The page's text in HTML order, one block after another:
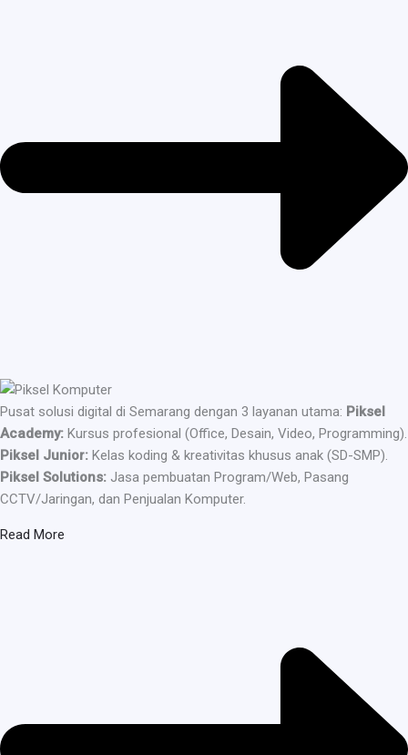
Pusat solusi digital di Semarang dengan 3 layanan utama: Piksel
Academy: Kursus profesional (Office, Desain, Video, Programming).
Piksel Junior: Kelas koding & kreativitas khusus anak (SD-SMP).
Piksel Solutions: Jasa pembuatan Program/Web, Pasang
CCTV/Jaringan, dan Penjualan Komputer.
Read More